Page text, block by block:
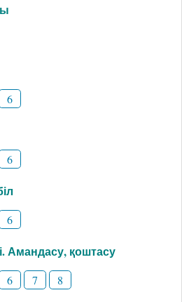
6
6
6
Амандасу, қоштасу
6 7 8